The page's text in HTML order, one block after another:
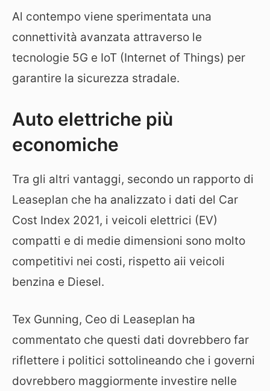
Al contempo viene sperimentata una
connettività avanzata attraverso le
tecnologie 5G e IoT (Internet of Things) per
garantire la sicurezza stradale.
Auto elettriche più
economiche
Tra gli altri vantaggi, secondo un rapporto di
Leaseplan che ha analizzato i dati del Car
Cost Index 2021, i veicoli elettrici (EV)
compatti e di medie dimensioni sono molto
competitivi nei costi, rispetto aii veicoli
benzina e Diesel.
Tex Gunning, Ceo di Leaseplan ha
commentato che questi dati dovrebbero far
riflettere i politici sottolineando che i governi
dovrebbero maggiormente investire nelle